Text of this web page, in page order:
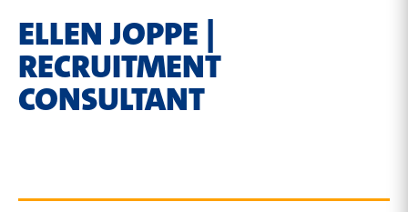
ELLEN JOPPE |
RECRUITMENT
CONSULTANT